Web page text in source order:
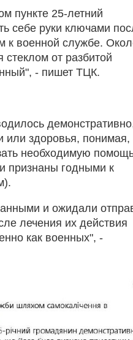
пункте 25-летний
себе руки ключами
к военной службе.
от разбитой
- пишет ТЦК.
или здоровья, понимая,
необходимую
признаны годными к
и ожидали
лечения их действия
как военных", -